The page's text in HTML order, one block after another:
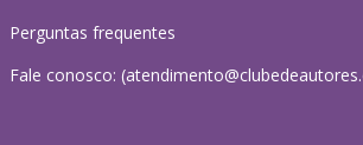
Perguntas frequentes
Fale conosco: